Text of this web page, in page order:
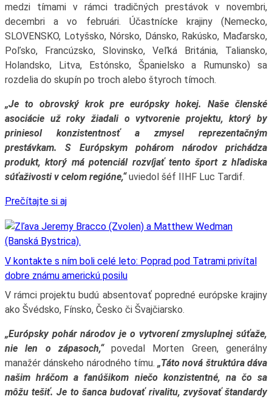
medzi tímami v rámci tradičných prestávok v novembri,
decembri a vo februári. Účastnícke krajiny (Nemecko,
SLOVENSKO, Lotyšsko, Nórsko, Dánsko, Rakúsko, Maďarsko,
Poľsko, Francúzsko, Slovinsko, Veľká Británia, Taliansko,
Holandsko, Litva, Estónsko, Španielsko a Rumunsko) sa
rozdelia do skupín po troch alebo štyroch tímoch.
„Je to obrovský krok pre európsky hokej. Naše členské
asociácie už roky žiadali o vytvorenie projektu, ktorý by
priniesol konzistentnosť a zmysel reprezentačným
prestávkam. S Európskym pohárom národov prichádza
produkt, ktorý má potenciál rozvíjať tento šport z hľadiska
súťaživosti v celom regióne,“uviedol šéf IIHF Luc Tardif.
Prečítajte si aj
V kontakte s ním boli celé leto: Poprad pod Tatrami privítal
dobre známu americkú posilu
V rámci projektu budú absentovať popredné európske krajiny
ako Švédsko, Fínsko, Česko či Švajčiarsko.
„Európsky pohár národov je o vytvorení zmysluplnej súťaže,
nie len o zápasoch,“povedal Morten Green, generálny
manažér dánskeho národného tímu.„Táto nová štruktúra dáva
našim hráčom a fanúšikom niečo konzistentné, na čo sa
môžu tešiť. Je to šanca budovať rivalitu, zvyšovať štandardy